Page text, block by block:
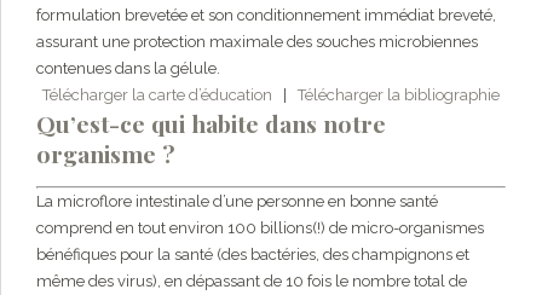
formulation brevetée et son conditionnement immédiat breveté,
assurant une protection maximale des souches microbiennes
contenues dans la gélule.
Télécharger la carte d’éducation |Télécharger la bibliographie
Qu’est-ce qui habite dans notre
organisme ?
La microflore intestinale d’une personne en bonne santé
comprend en tout environ 100 billions(!) de micro-organismes
bénéfiques pour la santé (des bactéries, des champignons et
même des virus), en dépassant de 10 fois le nombre total de